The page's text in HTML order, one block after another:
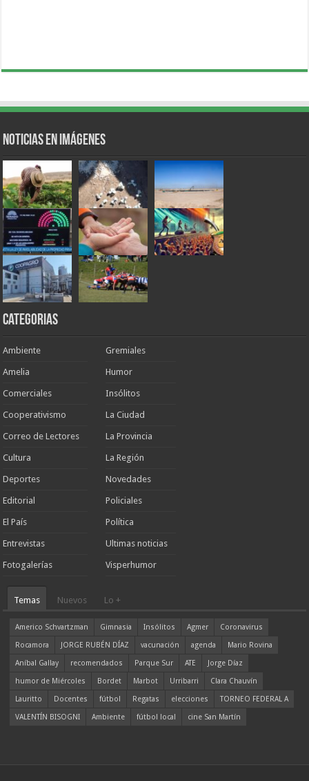
Noticias en Imágenes
Categorias
Ambiente
Amelia
Comerciales
Cooperativismo
Correo de Lectores
Cultura
Deportes
Editorial
El País
Entrevistas
Fotogalerías
Gremiales
Humor
Insólitos
La Ciudad
La Provincia
La Región
Novedades
Policiales
Política
Ultimas noticias
Visperhumor
Temas Nuevos Lo +
Americo Schvartzman Gimnasia Insólitos Agmer
Coronavirus
Rocamora
JORGE RUBÉN DÍAZ vacunación agenda
Mario Rovina
Aníbal Gallay
recomendados Parque Sur ATE
Jorge Díaz
humor de Miércoles
Bordet Marbot Urribarri
Clara Chauvín
Lauritto
Docentes fútbol Regatas elecciones
TORNEO FEDERAL A
VALENTÍN BISOGNI
Ambiente fútbol local cine San Martín